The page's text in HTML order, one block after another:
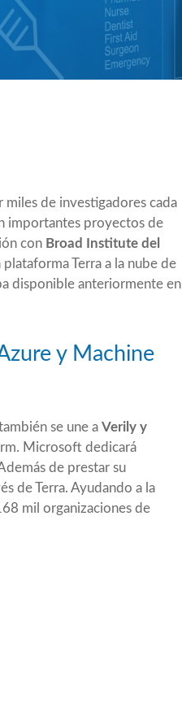
miles de investigadores cada
importantes proyectos de
con Broad Institute del
Terra a la nube de
disponible anteriormente en
y Machine
se une a Verily y
Microsoft dedicará
de prestar su
de Terra. Ayudando a la
mil organizaciones de